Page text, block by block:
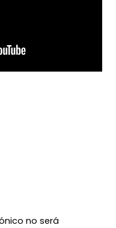
no será